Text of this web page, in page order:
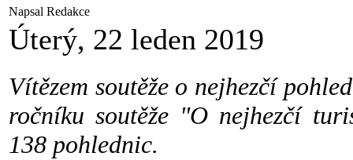
Napsal Redakce
Úterý, 22 leden 2019
Vítězem soutěže o nejhezčí
ročníku soutěže "O nejhezčí
138 pohlednic.